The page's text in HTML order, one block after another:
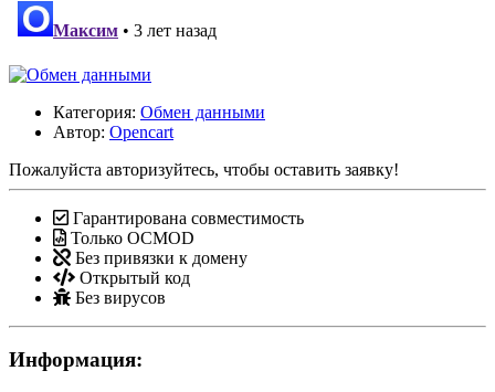
Категория: Обмен данными
Автор: Opencart
Пожалуйста авторизуйтесь, чтобы оставить заявку!
Гарантирована совместимость
Только OCMOD
Без привязки к домену
Открытый код
Без вирусов
Информация: